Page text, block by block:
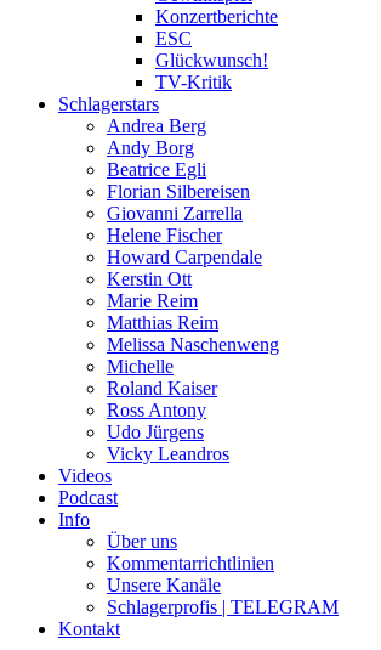
Konzertberichte
ESC
Glückwunsch!
TV-Kritik
Schlagerstars
Andrea Berg
Andy Borg
Beatrice Egli
Florian Silbereisen
Giovanni Zarrella
Helene Fischer
Howard Carpendale
Kerstin Ott
Marie Reim
Matthias Reim
Melissa Naschenweng
Michelle
Roland Kaiser
Ross Antony
Udo Jürgens
Vicky Leandros
Videos
Podcast
Info
Über uns
Kommentarrichtlinien
Unsere Kanäle
Schlagerprofis | TELEGRAM
Kontakt